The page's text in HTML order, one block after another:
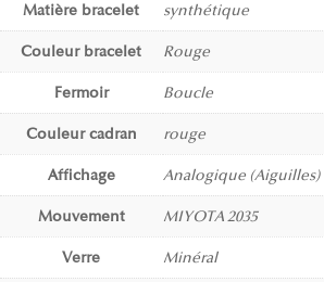
Matière bracelet synthétique
Couleur bracelet Rouge
Fermoir Boucle
Couleur cadran rouge
Affichage Analogique (Aiguilles)
Mouvement MIYOTA 2035
Verre Minéral